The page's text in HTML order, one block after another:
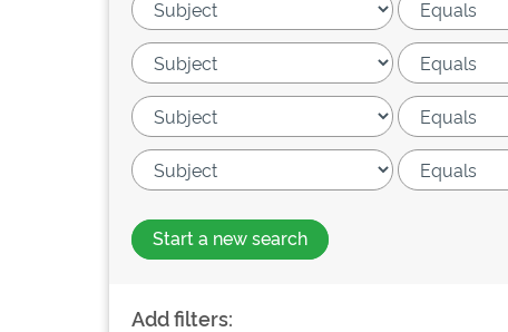
Start a new search
Add filters: